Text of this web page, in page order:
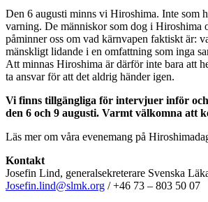
Den 6 augusti minns vi Hiroshima. Inte som
varning. De människor som dog i Hiroshima
påminner oss om vad kärnvapen faktiskt är:
mänskligt lidande i en omfattning som inga
Att minnas Hiroshima är därför inte bara att
ta ansvar för att det aldrig händer igen.
Vi finns tillgängliga för intervjuer inför
den 6 och 9 augusti. Varmt välkomna att
Läs mer om våra evenemang på
Kontakt
Josefin Lind, generalsekreterare Svenska
Josefin.lind@slmk.org / +46 73 – 803 50 07